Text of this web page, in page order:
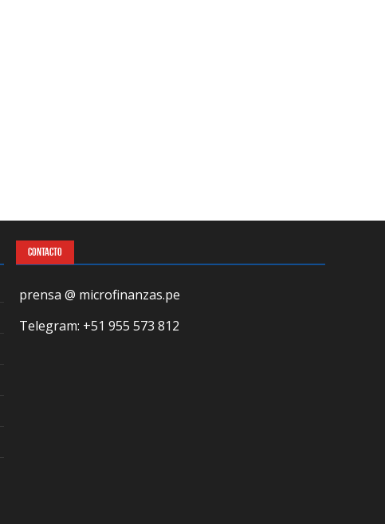
CONTACTO
prensa @ microfinanzas.pe
Telegram: +51 955 573 812